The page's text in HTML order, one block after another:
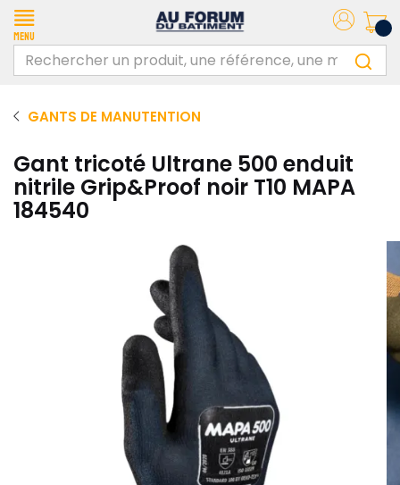
Menu
GANTS DE MANUTENTION
Gant tricoté Ultrane 500 enduit
nitrile Grip&Proof noir T10 MAPA
184540